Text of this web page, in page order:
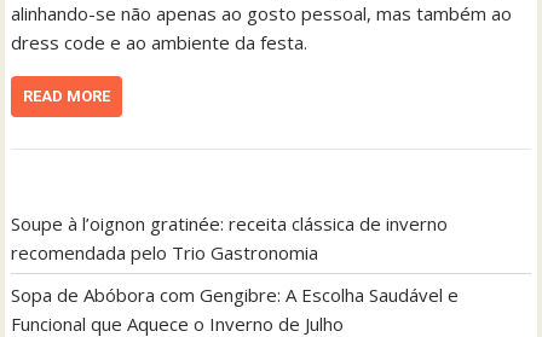
alinhando-se não apenas ao gosto pessoal, mas também ao
dress code e ao ambiente da festa.
READ MORE
Soupe à l’oignon gratinée: receita clássica de inverno
recomendada pelo Trio Gastronomia
Sopa de Abóbora com Gengibre: A Escolha Saudável e
Funcional que Aquece o Inverno de Julho